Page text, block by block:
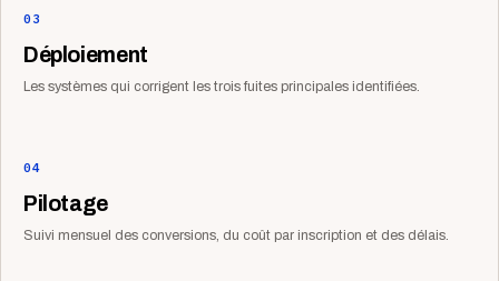
03
Déploiement
Les systèmes qui corrigent les trois fuites principales identifiées.
04
Pilotage
Suivi mensuel des conversions, du coût par inscription et des délais.